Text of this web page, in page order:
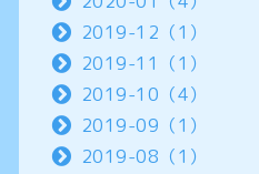
2019-12（1）
2019-11（1）
2019-10（4）
2019-09（1）
2019-08（1）